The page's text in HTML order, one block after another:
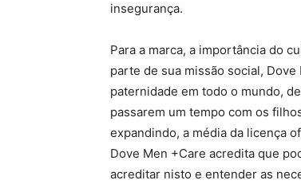
insegurança.
Para a marca, a importância do
parte de sua missão social,
paternidade em todo o mundo,
passarem um tempo com os
expandindo, a média da licença
Dove Men +Care acredita que
acreditar nisto e entender as